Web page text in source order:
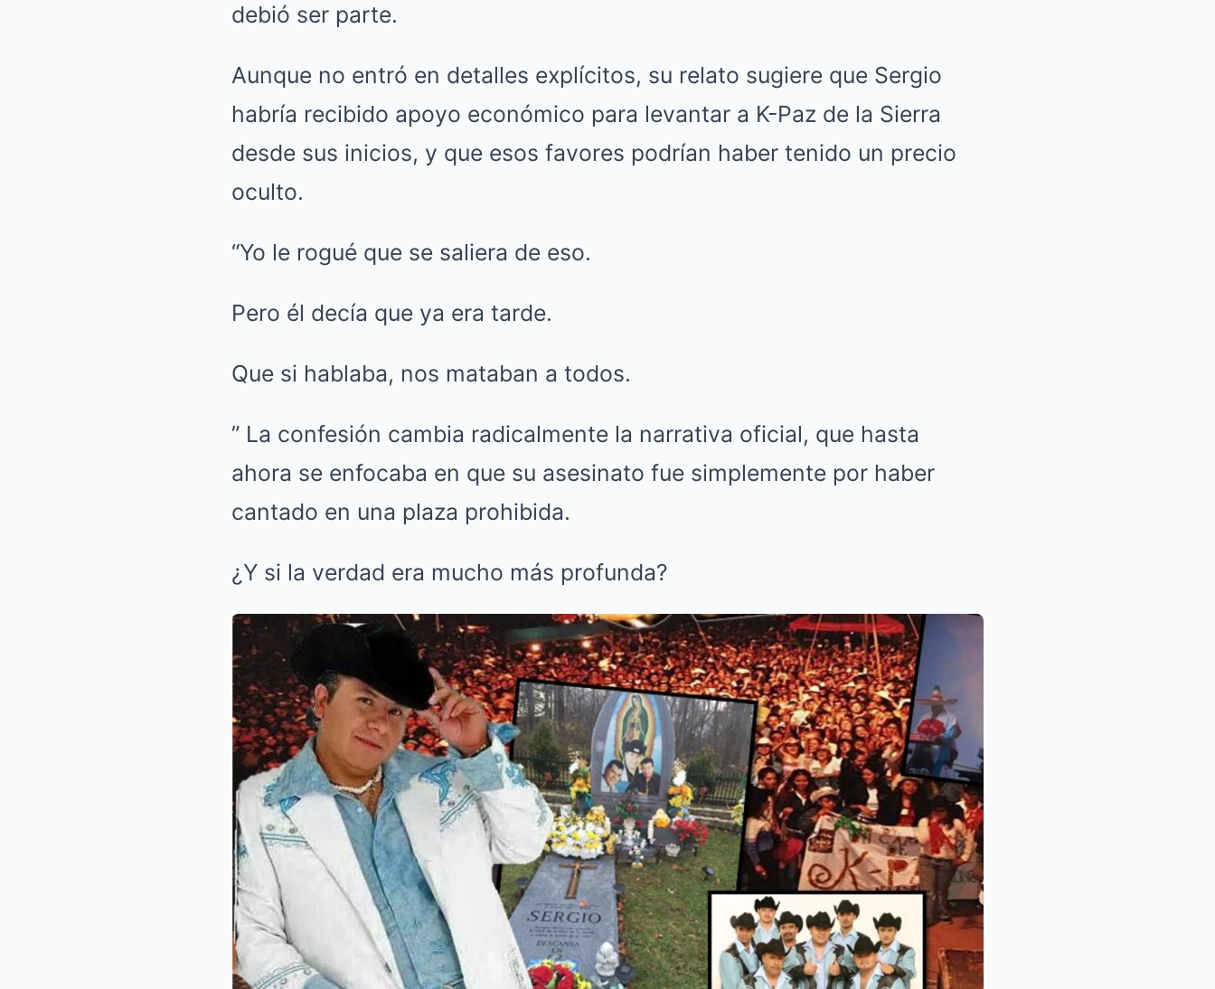
debió ser parte.
Aunque no entró en detalles explícitos, su relato sugiere que Sergio
habría recibido apoyo económico para levantar a K-Paz de la Sierra
desde sus inicios, y que esos favores podrían haber tenido un precio
oculto.
“Yo le rogué que se saliera de eso.
Pero él decía que ya era tarde.
Que si hablaba, nos mataban a todos.
” La confesión cambia radicalmente la narrativa oficial, que hasta
ahora se enfocaba en que su asesinato fue simplemente por haber
cantado en una plaza prohibida.
¿Y si la verdad era mucho más profunda?